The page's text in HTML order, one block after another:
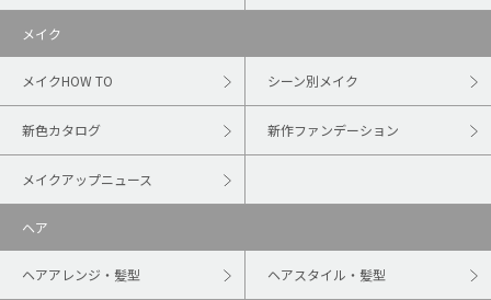
メイク
メイクHOW TO シーン別メイク
新色カタログ 新作ファンデーション
メイクアップニュース
ヘア
ヘアアレンジ・髪型 ヘアスタイル・髪型